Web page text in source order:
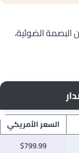
البصمة الضوئية،
السعر الأمريكي
$799.99